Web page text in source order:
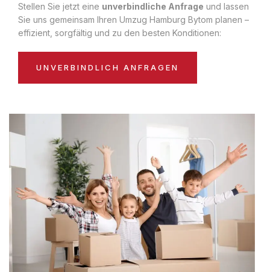
Stellen Sie jetzt eine unverbindliche Anfrage und lassen
Sie uns gemeinsam Ihren Umzug Hamburg Bytom planen –
effizient, sorgfältig und zu den besten Konditionen:
UNVERBINDLICH ANFRAGEN